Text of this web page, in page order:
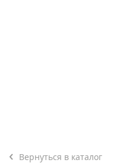
Вернуться в каталог